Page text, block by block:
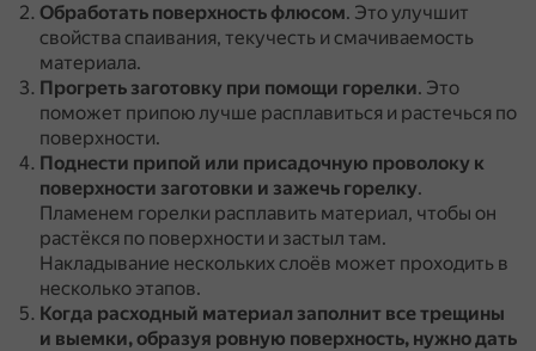
Обработать поверхность флюсом. Это улучшит
свойства спаивания, текучесть и смачиваемость
материала.
Прогреть заготовку при помощи горелки. Это
поможет припою лучше расплавиться и растечься по
поверхности.
Поднести припой или присадочную проволоку к
поверхности заготовки и зажечь горелку.
Пламенем горелки расплавить материал, чтобы он
растёкся по поверхности и застыл там.
Накладывание нескольких слоёв может проходить в
несколько этапов.
Когда расходный материал заполнит все трещины
и выемки, образуя ровную поверхность, нужно дать